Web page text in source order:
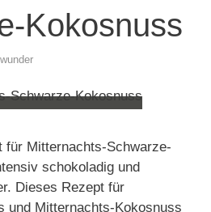
Kokosnuss
für Mitternachts-Schwarze-
schokoladig und
Dieses Rezept für
und Mitternachts-Kokosnuss